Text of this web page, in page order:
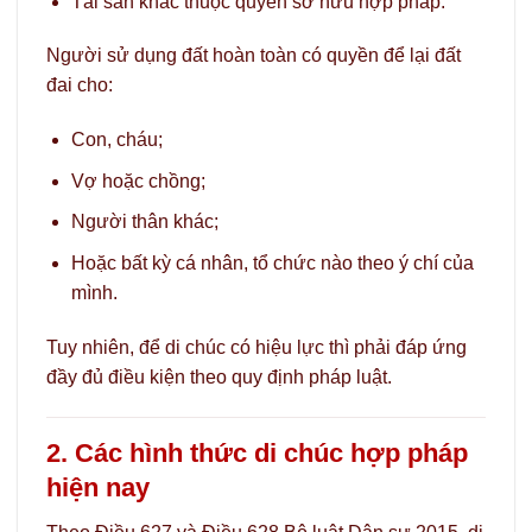
Người sử dụng đất hoàn toàn có quyền để lại đất
đai cho:
Con, cháu;
Vợ hoặc chồng;
Người thân khác;
Hoặc bất kỳ cá nhân, tổ chức nào theo ý chí của
mình.
Tuy nhiên, để di chúc có hiệu lực thì phải đáp ứng
đầy đủ điều kiện theo quy định pháp luật.
2. Các hình thức di chúc hợp pháp
hiện nay